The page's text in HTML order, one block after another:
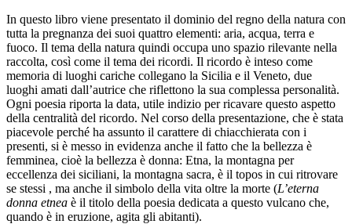
In questo libro viene presentato il dominio del regno della natura con
tutta la pregnanza dei suoi quattro elementi: aria, acqua, terra e
fuoco. Il tema della natura quindi occupa uno spazio rilevante nella
raccolta, così come il tema dei ricordi. Il ricordo è inteso come
memoria di luoghi cariche collegano la Sicilia e il Veneto, due
luoghi amati dall’autrice che riflettono la sua complessa personalità.
Ogni poesia riporta la data, utile indizio per ricavare questo aspetto
della centralità del ricordo. Nel corso della presentazione, che è stata
piacevole perché ha assunto il carattere di chiacchierata con i
presenti, si è messo in evidenza anche il fatto che la bellezza è
femminea, cioè la bellezza è donna: Etna, la montagna per
eccellenza dei siciliani, la montagna sacra, è il topos in cui ritrovare
se stessi , ma anche il simbolo della vita oltre la morte (L’eterna
donna etnea è il titolo della poesia dedicata a questo vulcano che,
quando è in eruzione, agita gli abitanti).